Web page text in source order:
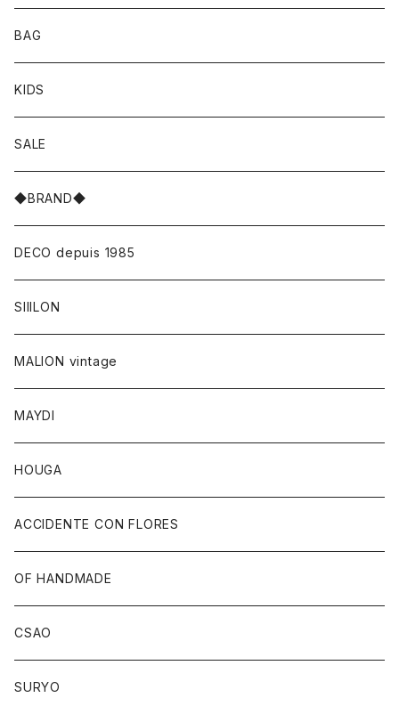
BAG
KIDS
SALE
◆BRAND◆
DECO depuis 1985
SIIILON
MALION vintage
MAYDI
HOUGA
ACCIDENTE CON FLORES
OF HANDMADE
CSAO
SURYO